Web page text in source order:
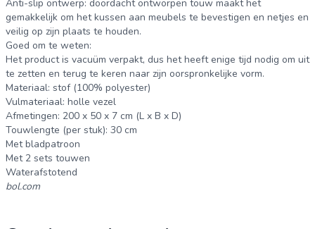
Anti-slip ontwerp: doordacht ontworpen touw maakt het
gemakkelijk om het kussen aan meubels te bevestigen en netjes en
veilig op zijn plaats te houden.
Goed om te weten:
Het product is vacuüm verpakt, dus het heeft enige tijd nodig om uit
te zetten en terug te keren naar zijn oorspronkelijke vorm.
Materiaal: stof (100% polyester)
Vulmateriaal: holle vezel
Afmetingen: 200 x 50 x 7 cm (L x B x D)
Touwlengte (per stuk): 30 cm
Met bladpatroon
Met 2 sets touwen
Waterafstotend
bol.com